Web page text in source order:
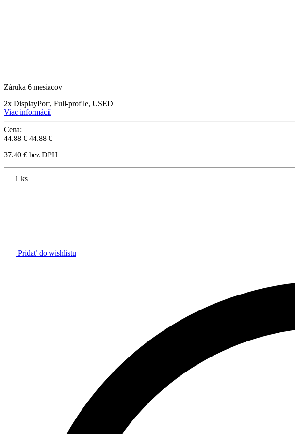
Záruka 6 mesiacov
2x DisplayPort, Full-profile, USED
Viac informácií
Cena:
44.88 € 44.88 €
37.40 € bez DPH
1 ks
Pridať do wishlistu